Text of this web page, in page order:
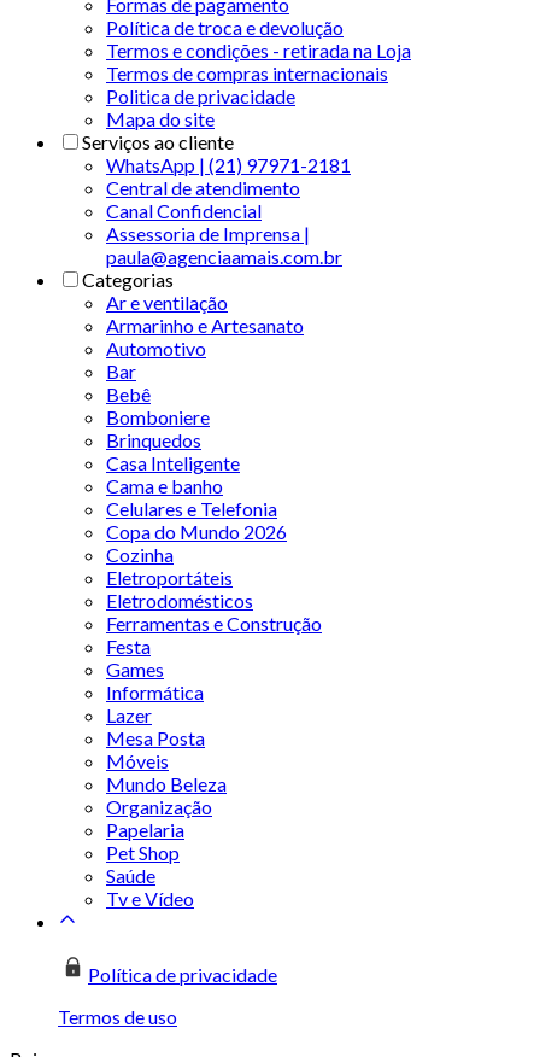
Política de troca e devolução
Termos e condições - retirada na Loja
Termos de compras internacionais
Politica de privacidade
Mapa do site
Serviços ao cliente
WhatsApp | (21) 97971-2181
Central de atendimento
Canal Confidencial
Assessoria de Imprensa |
paula@agenciaamais.com.br
Categorias
Ar e ventilação
Armarinho e Artesanato
Automotivo
Bar
Bebê
Bomboniere
Brinquedos
Casa Inteligente
Cama e banho
Celulares e Telefonia
Copa do Mundo 2026
Cozinha
Eletroportáteis
Eletrodomésticos
Ferramentas e Construção
Festa
Games
Informática
Lazer
Mesa Posta
Móveis
Mundo Beleza
Organização
Papelaria
Pet Shop
Saúde
Tv e Vídeo
Política de privacidade
Termos de uso